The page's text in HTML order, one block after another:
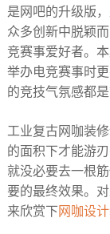
是网吧的升级版
众多创新中脱颖
竞赛事爱好者。
举办电竞赛事时
的竞技气氛感都是
工业复古网咖装
的面积下才能游
就没必要去一根
要的最终效果。
来欣赏下 网咖设